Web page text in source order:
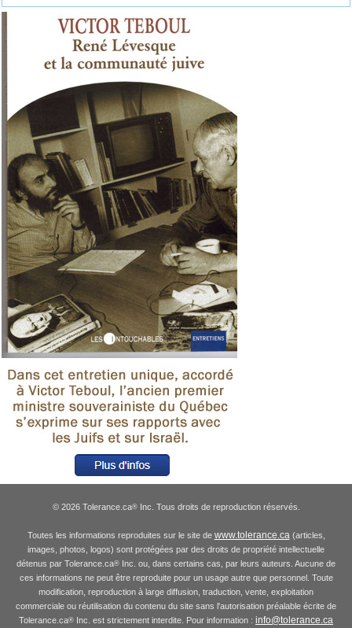
© 2026 Tolerance.ca®Inc. Tous droits de reproduction réservés.
Toutes les informations reproduites sur le site de www.tolerance.ca(articles,
images, photos, logos) sont protégées par des droits de propriété intellectuelle
détenus par Tolerance.ca® Inc. ou, dans certains cas, par leurs auteurs. Aucune de
ces informations ne peut être reproduite pour un usage autre que personnel. Toute
modification, reproduction à large diffusion, traduction, vente, exploitation
commerciale ou réutilisation du contenu du site sans l'autorisation préalable écrite de
Tolerance.ca® Inc. est strictement interdite. Pour information : info@tolerance.ca